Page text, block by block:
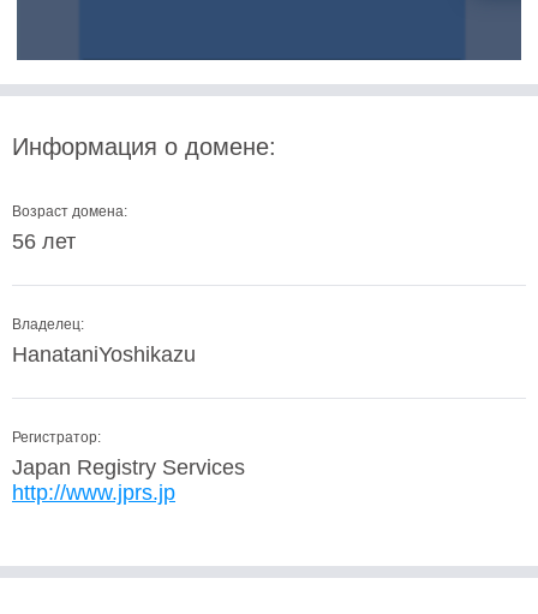
Информация о домене:
Возраст домена:
56 лет
Владелец:
HanataniYoshikazu
Регистратор:
Japan Registry Services
http://www.jprs.jp